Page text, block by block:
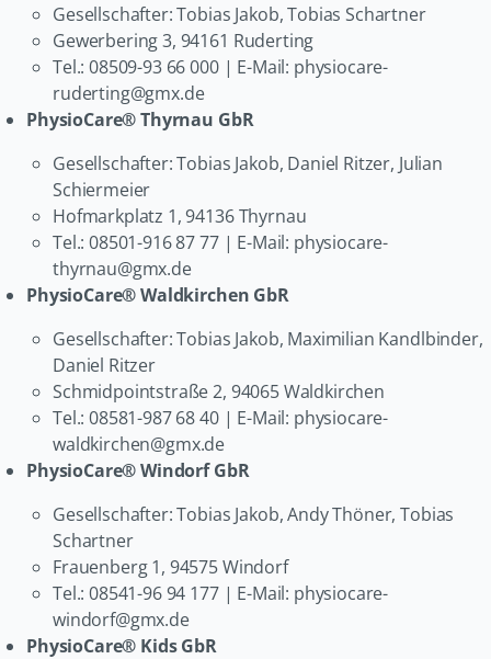
Gesellschafter: Tobias Jakob, Tobias Schartner
Gewerbering 3, 94161 Ruderting
Tel.: 08509-93 66 000| E-Mail: physiocare-
ruderting@gmx.de
PhysioCare® Thyrnau GbR
Gesellschafter: Tobias Jakob, Daniel Ritzer, Julian
Schiermeier
Hofmarkplatz 1, 94136 Thyrnau
Tel.: 08501-916 87 77| E-Mail: physiocare-
thyrnau@gmx.de
PhysioCare® Waldkirchen GbR
Gesellschafter: Tobias Jakob, Maximilian Kandlbinder,
Daniel Ritzer
Schmidpointstraße 2, 94065 Waldkirchen
Tel.: 08581-987 68 40| E-Mail: physiocare-
waldkirchen@gmx.de
PhysioCare® Windorf GbR
Gesellschafter: Tobias Jakob, Andy Thöner, Tobias
Schartner
Frauenberg 1, 94575 Windorf
Tel.: 08541-96 94 177| E-Mail: physiocare-
windorf@gmx.de
PhysioCare® Kids GbR